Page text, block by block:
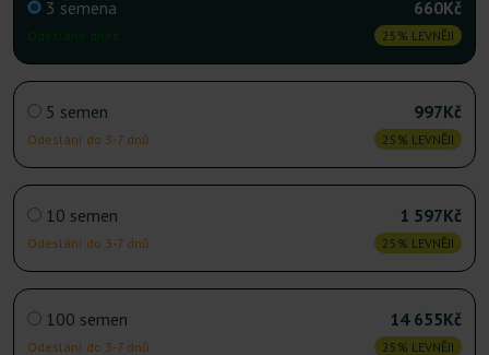
3 semena 660Kč
25% LEVNĚJI
5 semen
Odeslání do 3-7 dnů
997Kč
25% LEVNĚJI
10 semen
Odeslání do 3-7 dnů
1 597Kč
25% LEVNĚJI
100 semen
Odeslání do 3-7 dnů
14 655Kč
25% LEVNĚJI